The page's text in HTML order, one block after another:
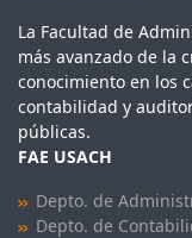
La Facultad de
más avanzado de la
conocimiento en los
contabilidad y
públicas.
FAE USACH
Depto. de
Depto. de